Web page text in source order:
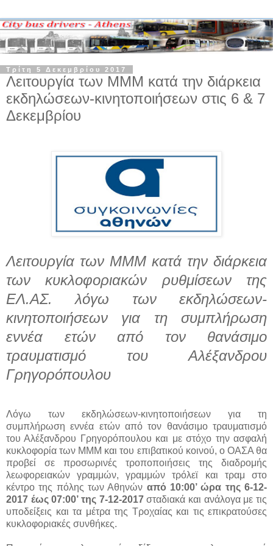
Τρίτη 5 Δεκεμβρίου 2017
Λειτουργία των ΜΜΜ κατά την διάρκεια
εκδηλώσεων-κινητοποιήσεων στις 6 & 7
Δεκεμβρίου
Λειτουργία των ΜΜΜ κατά την διάρκεια
των κυκλοφοριακών ρυθμίσεων της
ΕΛ.ΑΣ. λόγω των εκδηλώσεων-
κινητοποιήσεων για τη συμπλήρωση
εννέα ετών από τον θανάσιμο
τραυματισμό του Αλέξανδρου
Γρηγορόπουλου
Λόγω των εκδηλώσεων-κινητοποιήσεων για τη
συμπλήρωση εννέα ετών από τον θανάσιμο τραυματισμό
του Αλέξανδρου Γρηγορόπουλου και με στόχο την ασφαλή
κυκλοφορία των ΜΜΜ και του επιβατικού κοινού, ο ΟΑΣΑ θα
προβεί σε προσωρινές τροποποιήσεις της διαδρομής
λεωφορειακών γραμμών, γραμμών τρόλεϊ και τραμ στο
κέντρο της πόλης των Αθηνών από 10:00’ ώρα της 6-12-
2017 έως 07:00’ της 7-12-2017σταδιακά και ανάλογα με τις
υποδείξεις και τα μέτρα της Τροχαίας και τις επικρατούσες
κυκλοφοριακές συνθήκες.